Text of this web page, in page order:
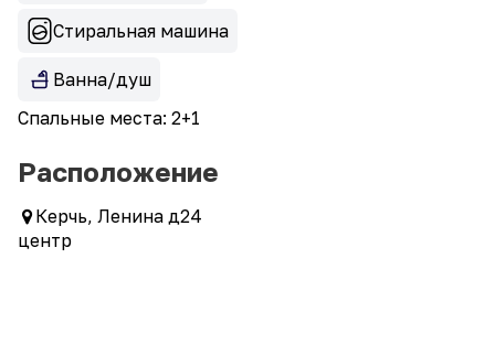
Стиральная машина
Ванна/душ
Спальные места: 2+1
Расположение
Керчь, Ленина д24
центр